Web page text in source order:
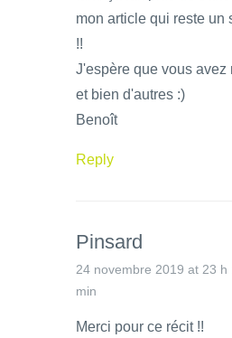
mon article qui reste un
!!
J'espère que vous avez
et bien d'autres :)
Benoît
Reply
Pinsard
24 novembre 2019 at 23 h
min
Merci pour ce récit !!